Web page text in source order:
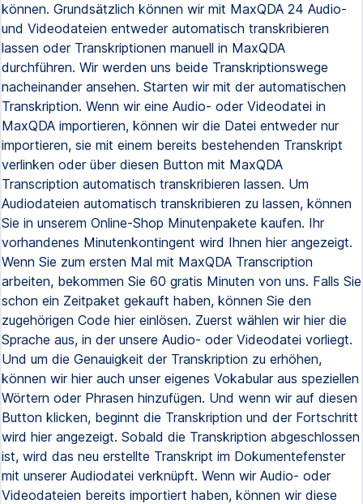
können. Grundsätzlich können wir mit MaxQDA 24 Audio-
und Videodateien entweder automatisch transkribieren
lassen oder Transkriptionen manuell in MaxQDA
durchführen. Wir werden uns beide Transkriptionswege
nacheinander ansehen. Starten wir mit der automatischen
Transkription. Wenn wir eine Audio- oder Videodatei in
MaxQDA importieren, können wir die Datei entweder nur
importieren, sie mit einem bereits bestehenden Transkript
verlinken oder über diesen Button mit MaxQDA
Transcription automatisch transkribieren lassen. Um
Audiodateien automatisch transkribieren zu lassen, können
Sie in unserem Online-Shop Minutenpakete kaufen. Ihr
vorhandenes Minutenkontingent wird Ihnen hier angezeigt.
Wenn Sie zum ersten Mal mit MaxQDA Transcription
arbeiten, bekommen Sie 60 gratis Minuten von uns. Falls Sie
schon ein Zeitpaket gekauft haben, können Sie den
zugehörigen Code hier einlösen. Zuerst wählen wir hier die
Sprache aus, in der unsere Audio- oder Videodatei vorliegt.
Und um die Genauigkeit der Transkription zu erhöhen,
können wir hier auch unser eigenes Vokabular aus speziellen
Wörtern oder Phrasen hinzufügen. Und wenn wir auf diesen
Button klicken, beginnt die Transkription und der Fortschritt
wird hier angezeigt. Sobald die Transkription abgeschlossen
ist, wird das neu erstellte Transkript im Dokumentefenster
mit unserer Audiodatei verknüpft. Wenn wir Audio- oder
Videodateien bereits importiert haben, können wir diese